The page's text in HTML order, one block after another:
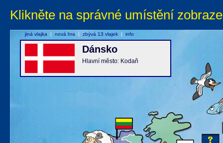
Klikněte na správné umístění
Dánsko
Hlavní město: Kodaň
jiná vlajka | nová hra | zbývá 13 vlajek | info